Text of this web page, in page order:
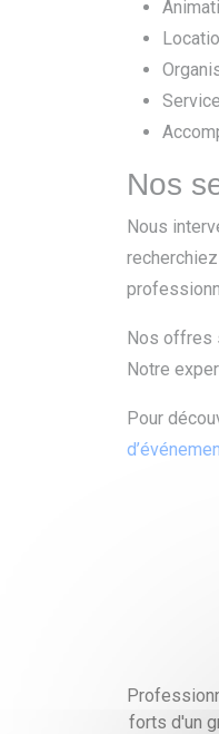
Nos
Nous
Nos offres
Notre
Pour
forts d'un